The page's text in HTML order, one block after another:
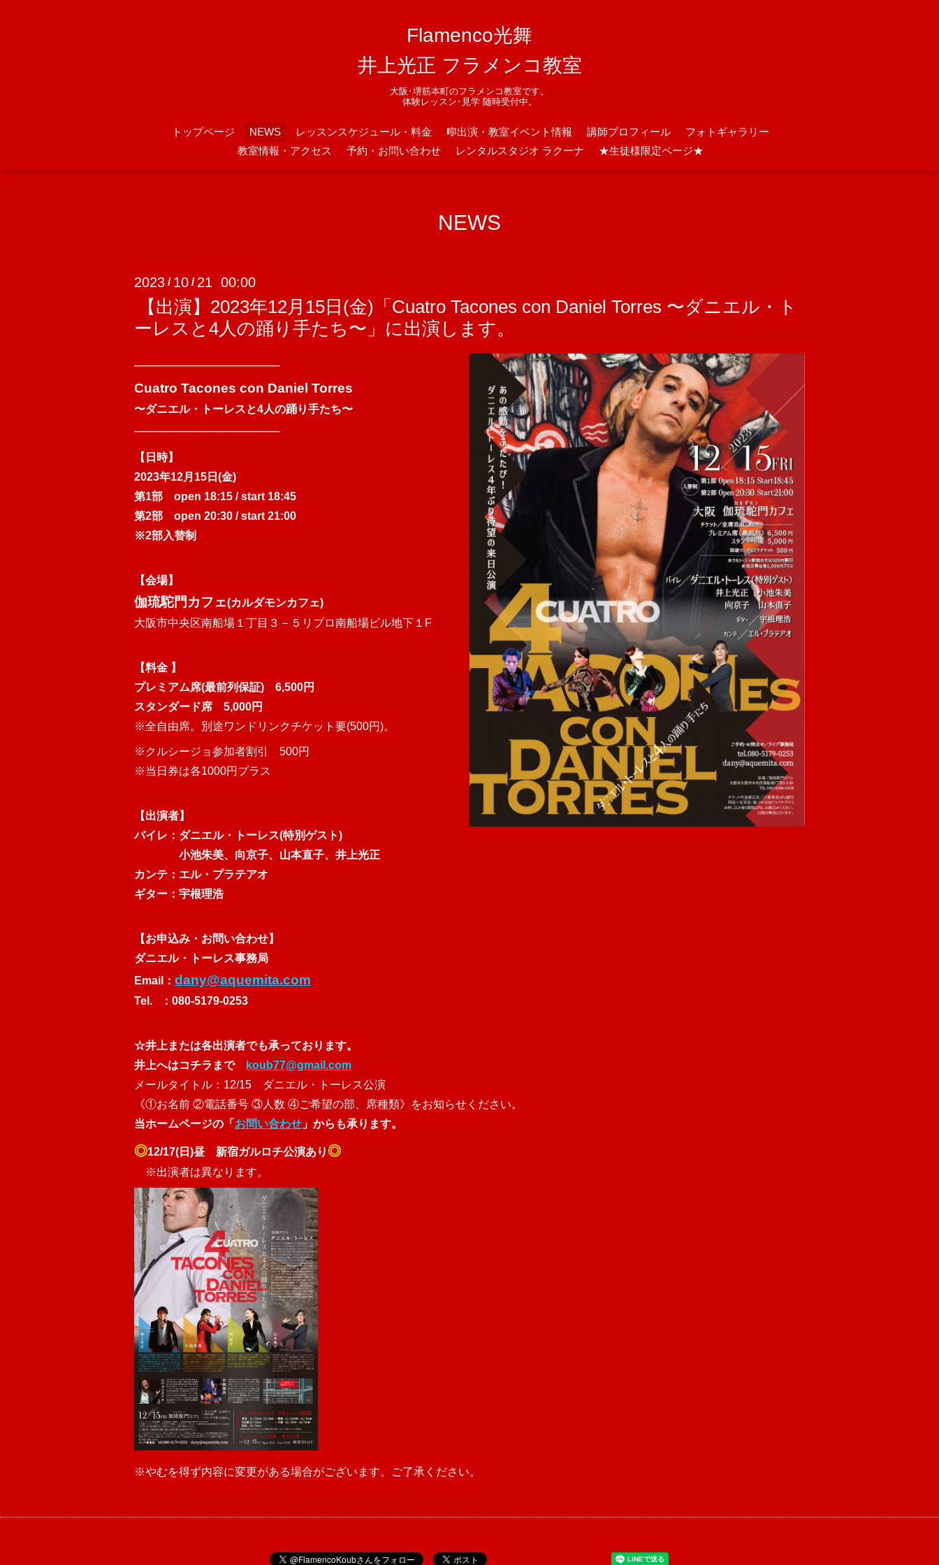
Flamenco光舞
井上光正 フラメンコ教室
大阪･堺筋本町のフラメンコ教室です。
体験レッスン･見学 随時受付中。
トップページ NEWS レッスンスケジュール・料金 🎼出演・教室イベント情報 講師プロフィール
フォトギャラリー
教室情報・アクセス
予約・お問い合わせ レンタルスタジオ ラクーナ ★生徒様限定ページ★
NEWS
2023 / 10 / 21 00:00
【出演】2023年12月15日(金)「Cuatro Tacones con Daniel Torres 〜ダニエル・ト
ーレスと4人の踊り手たち〜」に出演します。
────────────────
Cuatro Tacones con Daniel Torres
〜ダニエル・トーレスと4人の踊り手たち〜
────────────────
【日時】
2023年12月15日(金)
第1部 open 18:15 / start 18:45
第2部 open 20:30 / start 21:00
※2部入替制
【会場】
伽琉駝門カフェ(カルダモンカフェ)
大阪市中央区南船場１丁目３－５ リプロ南船場ビル地下１F
【料金 】
プレミアム席(最前列保証) 6,500円
スタンダード席 5,000円
※全自由席。別途ワンドリンクチケット要(500円)。
※クルシージョ参加者割引 500円
※当日券は各1000円プラス
【出演者】
バイレ：ダニエル・トーレス(特別ゲスト)
小池朱美、向京子、山本直子、井上光正
カンテ：エル・プラテアオ
ギター：宇根理浩
【お申込み・お問い合わせ】
ダニエル・トーレス事務局
Email： dany@aquemita.com
Tel. ：080-5179-0253
☆井上または各出演者でも承っております。
井上へはコチラまで
koub77@gmail.com
メールタイトル：12/15 ダニエル・トーレス公演
《①お名前 ②電話番号 ③人数 ④ご希望の部、席種類》をお知らせください。
当ホームページの「 お問い合わせ 」からも承ります。
◎12/17(日)昼 新宿ガルロチ公演あり ◎
※出演者は異なります。
※やむを得ず内容に変更がある場合がございます。ご了承ください。